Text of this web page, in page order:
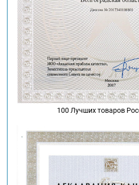
100 Лучших товаров